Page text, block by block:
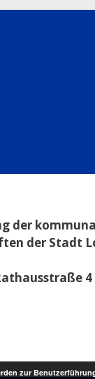
der
der Stadt
4
zur